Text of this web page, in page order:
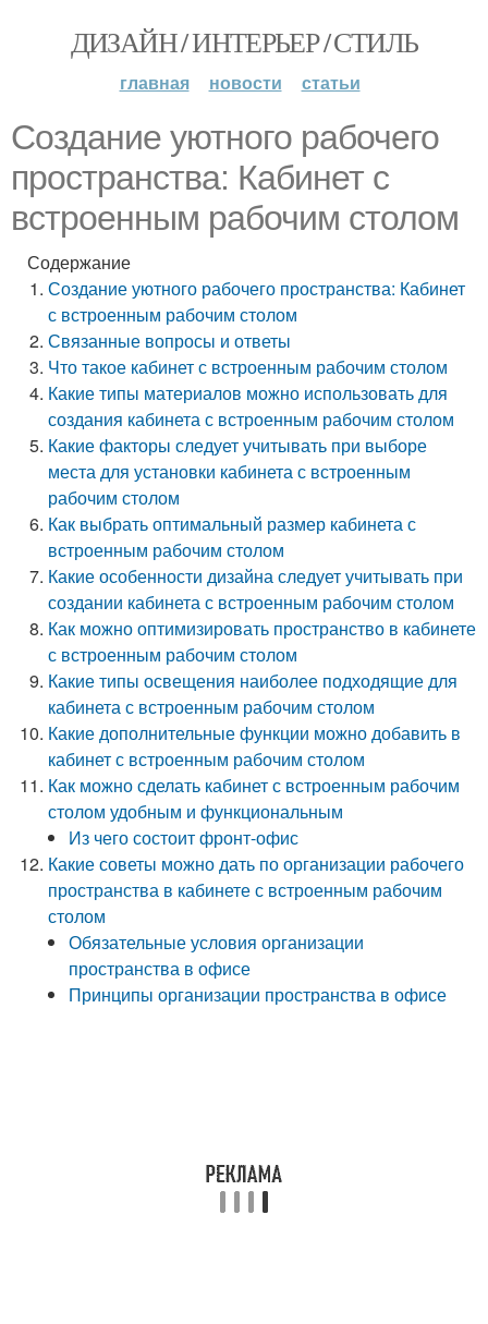
ДИЗАЙН / ИНТЕРЬЕР / СТИЛЬ
главная новости статьи
Создание уютного рабочего
пространства: Кабинет с
встроенным рабочим столом
Содержание
Создание уютного рабочего пространства: Кабинет
с встроенным рабочим столом
Связанные вопросы и ответы
Что такое кабинет с встроенным рабочим столом
Какие типы материалов можно использовать для
создания кабинета с встроенным рабочим столом
Какие факторы следует учитывать при выборе
места для установки кабинета с встроенным
рабочим столом
Как выбрать оптимальный размер кабинета с
встроенным рабочим столом
Какие особенности дизайна следует учитывать при
создании кабинета с встроенным рабочим столом
Как можно оптимизировать пространство в кабинете
с встроенным рабочим столом
Какие типы освещения наиболее подходящие для
кабинета с встроенным рабочим столом
Какие дополнительные функции можно добавить в
кабинет с встроенным рабочим столом
Как можно сделать кабинет с встроенным рабочим
столом удобным и функциональным
Из чего состоит фронт-офис
Какие советы можно дать по организации рабочего
пространства в кабинете с встроенным рабочим
столом
Обязательные условия организации
пространства в офисе
Принципы организации пространства в офисе